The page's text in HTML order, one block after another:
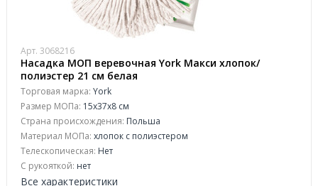
Арт. 3068216
Насадка МОП веревочная York Макси хлопок/
полиэстер 21 см белая
Торговая марка: York
Размер МОПа: 15x37x8 см
Страна происхождения: Польша
Материал МОПа: хлопок с полиэстером
Телескопическая: Нет
С рукояткой: нет
Все характеристики